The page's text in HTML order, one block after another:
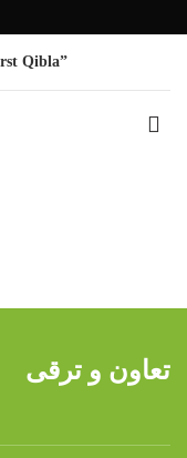
Qibla”
تعاون و ترقی